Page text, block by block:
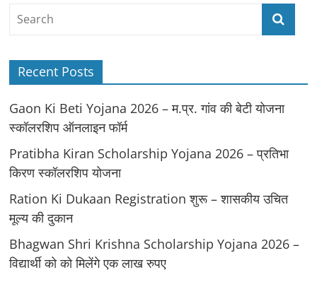
Recent Posts
Gaon Ki Beti Yojana 2026 – म.प्र. गांव की बेटी योजना
स्कॉलरशिप ऑनलाइन फॉर्म
Pratibha Kiran Scholarship Yojana 2026 – प्रतिभा
किरण स्कॉलरशिप योजना
Ration Ki Dukaan Registration शुरू – शासकीय उचित
मूल्य की दुकान
Bhagwan Shri Krishna Scholarship Yojana 2026 –
विद्यार्थी को को मिलेंगे एक लाख रुपए